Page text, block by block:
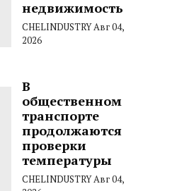
недвижимость
CHELINDUSTRYАвг 04,
2026
В
общественном
транспорте
продолжаются
проверки
температуры
CHELINDUSTRYАвг 04,